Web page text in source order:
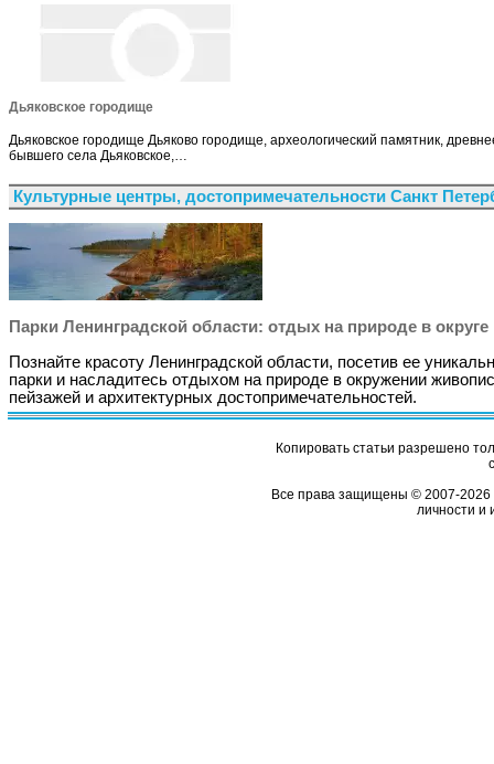
Дьяковское городище
Дьяковское городище Дьяково городище, археологический памятник,
бывшего села Дьяковское,…
Культурные центры, достопримечательности Санкт
Парки Ленинградской области: отдых на природе в округе
Познайте красоту Ленинградской области, посетив ее
парки и насладитесь отдыхом на природе в окружении
пейзажей и архитектурных достопримечательностей.
Копировать статьи разрешено
Все права защищены © 2007-2026
личности и